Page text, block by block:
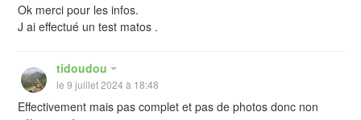
Ok merci pour les infos.
J ai effectué un test matos .
tidoudou
le 9 juillet 2024 à 18:48
Effectivement mais pas complet et pas de photos donc non